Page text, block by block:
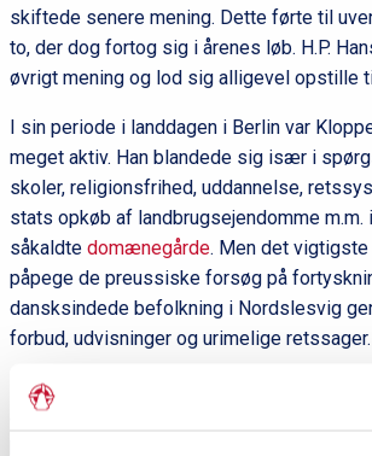
skiftede senere mening. Dette førte til
to, der dog fortog sig i årenes løb. H.P.
øvrigt mening og lod sig alligevel opstille
I sin periode i landdagen i Berlin var
meget aktiv. Han blandede sig især i
skoler, religionsfrihed, uddannelse,
stats opkøb af landbrugsejendomme m.m.
såkaldte domænegårde. Men det vigtigste
påpege de preussiske forsøg på
dansksindede befolkning i Nordslesvig
forbud, udvisninger og urimelige retssager.
Kloppenborg-Skrumsager var først
og hans Aabenraa-retning, men efter 1.